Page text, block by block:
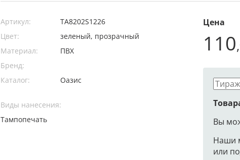
Цена
110
Вы
Наши
или
Артикул:
TA8202S1226
Цвет:
зеленый, прозрачный
Материал:
ПВХ
Бренд:
Каталог:
Оазис
Виды нанесения:
Тампопечать